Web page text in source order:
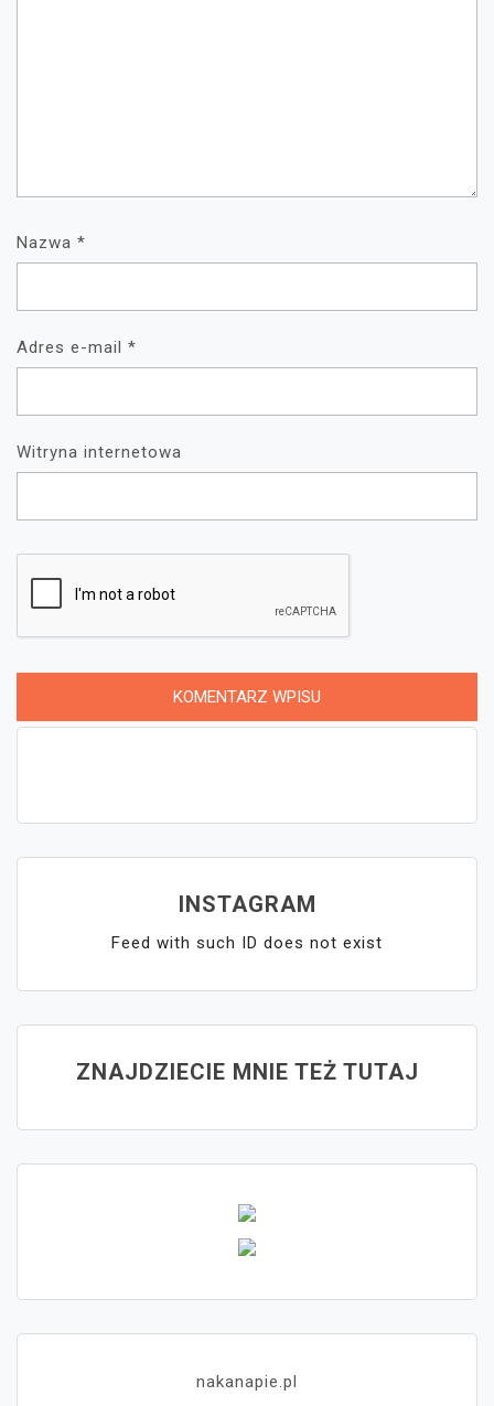
Nazwa *
Adres e-mail *
Witryna internetowa
INSTAGRAM
Feed with such ID does not exist
ZNAJDZIECIE MNIE TEŻ TUTAJ
nakanapie.pl